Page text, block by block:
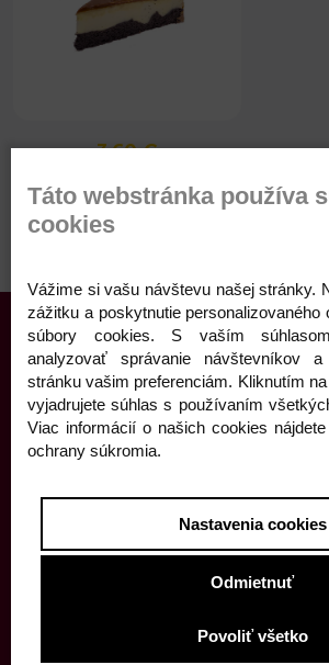
3,60 €
Cheesecake Oreo
Kontaktné informácie
Námestie Andreja Hlinku 5
Táto webstránka používa
cookies
Vážime si vašu návštevu našej stránky.
zážitku a poskytnutie
súbory cookies. S vaším
analyzovať správanie návštevníkov
stránku vašim preferenciám. Kliknutím
vyjadrujete súhlas s používaním
Viac informácií o našich cookies
ochrany súkromia.
Nastavenia cookies
Odmietnuť
Povoliť všetko